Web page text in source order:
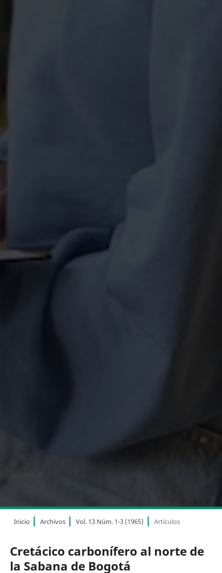
Inicio Archivos Vol. 13 Núm. 1-3 (1965) Artículos
Cretácico carbonífero al norte de
la Sabana de Bogotá